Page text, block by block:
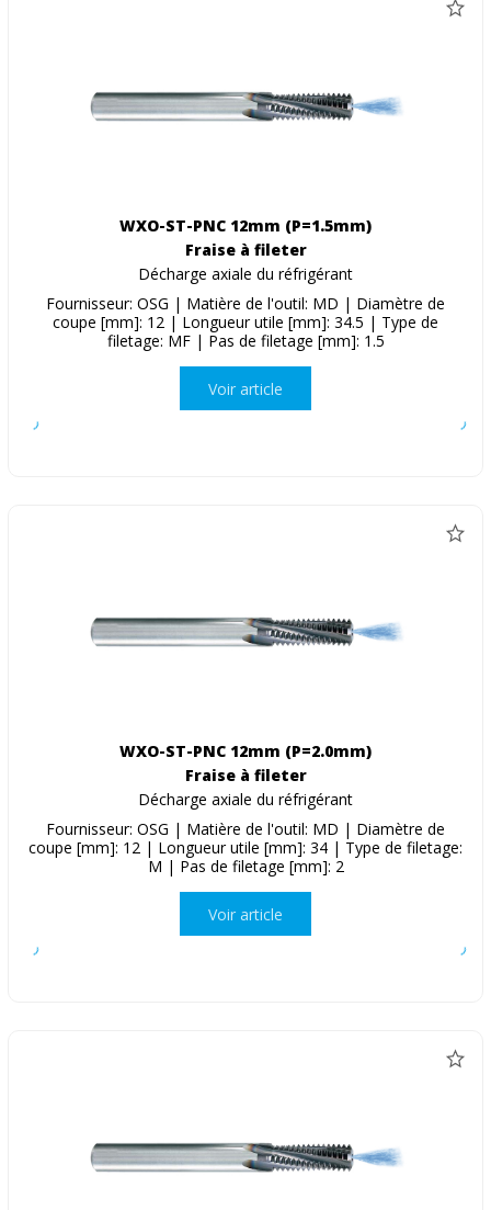
WXO-ST-PNC 12mm (P=1.5mm)
Fraise à fileter
Décharge axiale du réfrigérant
Fournisseur: OSG | Matière de l'outil: MD | Diamètre de
coupe [mm]: 12 | Longueur utile [mm]: 34.5 | Type de
filetage: MF | Pas de filetage [mm]: 1.5
Voir article
WXO-ST-PNC 12mm (P=2.0mm)
Fraise à fileter
Décharge axiale du réfrigérant
Fournisseur: OSG | Matière de l'outil: MD | Diamètre de
coupe [mm]: 12 | Longueur utile [mm]: 34 | Type de filetage:
M | Pas de filetage [mm]: 2
Voir article